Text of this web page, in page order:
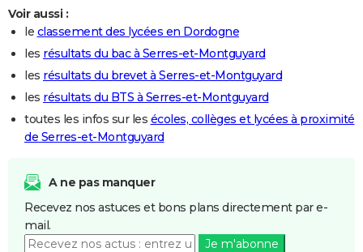
Voir aussi :
le classement des lycées en Dordogne
les résultats du bac à Serres-et-Montguyard
les résultats du brevet à Serres-et-Montguyard
les résultats du BTS à Serres-et-Montguyard
toutes les infos sur les écoles, collèges et lycées à proximité
de Serres-et-Montguyard
A ne pas manquer
Recevez nos astuces et bons plans directement par e-
mail.
Je m'abonne